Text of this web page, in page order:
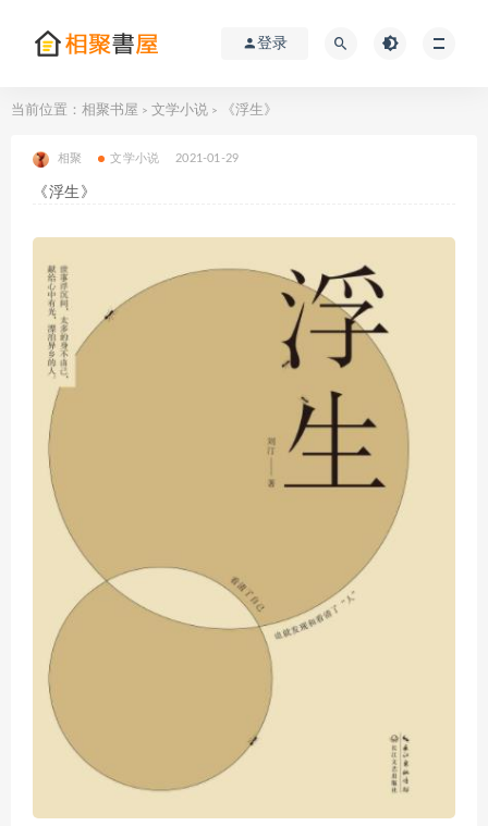
登录
当前位置： 相聚书屋 > 文学小说 > 《浮生》
相聚 文学小说 2021-01-29
《浮生》